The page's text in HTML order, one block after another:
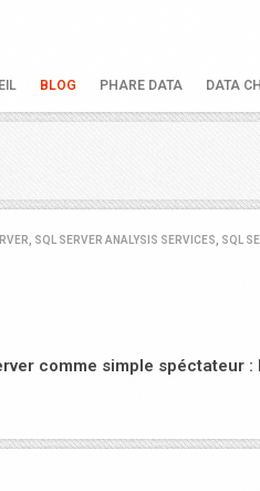
BLOG PHARE DATA DATA
SQL SERVER ANALYSIS SERVICES
SQL
comme simple spéctateur